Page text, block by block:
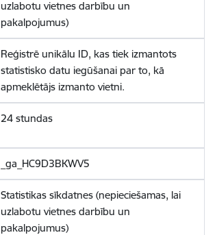
uzlabotu vietnes darbību un
pakalpojumus)
Reģistrē unikālu ID, kas tiek izmantots
statistisko datu iegūšanai par to, kā
apmeklētājs izmanto vietni.
24 stundas
_ga_HC9D3BKWV5
Statistikas sīkdatnes (nepieciešamas, lai
uzlabotu vietnes darbību un
pakalpojumus)